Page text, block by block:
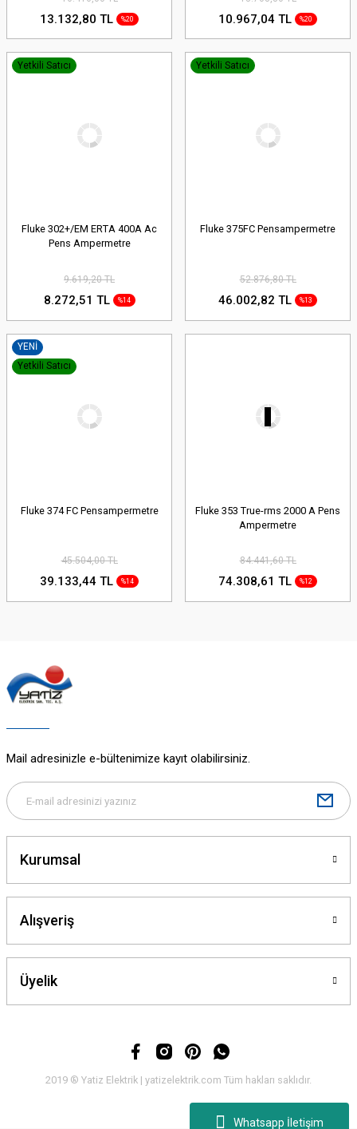
Whatsapp İletişim
13.132,80 TL %20 10.967,04 TL %20
Yetkili Satıcı
Fluke 302+/EM ERTA 400A Ac
Pens Ampermetre
9.619,20 TL
8.272,51 TL %14
Yetkili Satıcı
Fluke 375FC Pensampermetre
52.876,80 TL
46.002,82 TL %13
YENİ
Yetkili Satıcı
Fluke 374 FC Pensampermetre
45.504,00 TL
39.133,44 TL %14
Fluke 353 True-rms 2000 A Pens
Ampermetre
84.441,60 TL
74.308,61 TL %12
Mail adresinizle e-bültenimize kayıt olabilirsiniz.
Kurumsal
Alışveriş
Üyelik
2019 ® Yatiz Elektrik | yatizelektrik.com Tüm hakları saklıdır.